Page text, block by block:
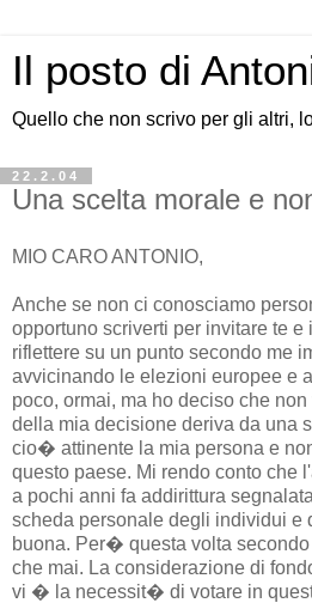
Il posto di
Quello che non scrivo per gli altri,
22.2.04
Una scelta morale e
MIO CARO ANTONIO,
Anche se non ci conosciamo
opportuno scriverti per invitare te
riflettere su un punto secondo me
avvicinando le elezioni europee e
poco, ormai, ma ho deciso che
della mia decisione deriva da una
cio� attinente la mia persona e
questo paese. Mi rendo conto che
a pochi anni fa addirittura
scheda personale degli individui e
buona. Per� questa volta
che mai. La considerazione di
vi � la necessit� di votare in